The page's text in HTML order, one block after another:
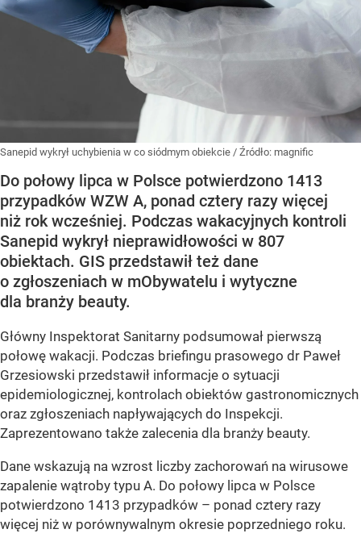
Sanepid wykrył uchybienia w co siódmym obiekcie / Źródło: magnific
Do połowy lipca w Polsce potwierdzono 1413
przypadków WZW A, ponad cztery razy więcej
niż rok wcześniej. Podczas wakacyjnych kontroli
Sanepid wykrył nieprawidłowości w 807
obiektach. GIS przedstawił też dane
o zgłoszeniach w mObywatelu i wytyczne
dla branży beauty.
Główny Inspektorat Sanitarny podsumował pierwszą
połowę wakacji. Podczas briefingu prasowego dr Paweł
Grzesiowski przedstawił informacje o sytuacji
epidemiologicznej, kontrolach obiektów gastronomicznych
oraz zgłoszeniach napływających do Inspekcji.
Zaprezentowano także zalecenia dla branży beauty.
Dane wskazują na wzrost liczby zachorowań na wirusowe
zapalenie wątroby typu A. Do połowy lipca w Polsce
potwierdzono 1413 przypadków – ponad cztery razy
więcej niż w porównywalnym okresie poprzedniego roku.